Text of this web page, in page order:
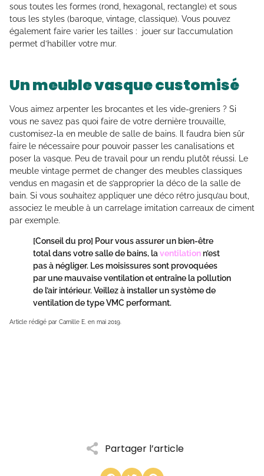
Partager l’article
sous toutes les formes (rond, hexagonal, rectangle) et sous
tous les styles (baroque, vintage, classique). Vous pouvez
également faire varier les tailles : jouer sur l’accumulation
permet d’habiller votre mur.
Un meuble vasque customisé
Vous aimez arpenter les brocantes et les vide-greniers ? Si
vous ne savez pas quoi faire de votre dernière trouvaille,
customisez-la en meuble de salle de bains. Il faudra bien sûr
faire le nécessaire pour pouvoir passer les canalisations et
poser la vasque. Peu de travail pour un rendu plutôt réussi. Le
meuble vintage permet de changer des meubles classiques
vendus en magasin et de s’approprier la déco de la salle de
bain. Si vous souhaitez appliquer une déco rétro jusqu’au bout,
associez le meuble à un carrelage imitation carreaux de ciment
par exemple.
[Conseil du pro] Pour vous assurer un bien-être
total dans votre salle de bains, laventilation n’est
pas à négliger. Les moisissures sont provoquées
par une mauvaise ventilation et entraîne la pollution
de l’air intérieur. Veillez à installer un système de
ventilation de type VMC performant.
Article rédigé par Camille E. en mai 2019.